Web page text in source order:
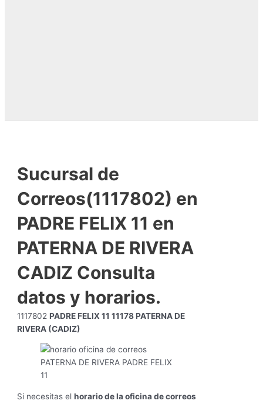
Sucursal de
Correos(1117802) en
PADRE FELIX 11 en
PATERNA DE RIVERA
CADIZ Consulta
datos y horarios.
1117802PADRE FELIX 11 11178 PATERNA DE
RIVERA (CADIZ)
Si necesitas elhorario de la oficina de correos